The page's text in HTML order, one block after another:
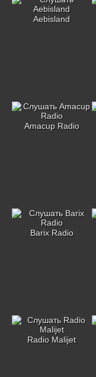
Aebisland
Amacup Radio
Barix Radio
Radio Malijet